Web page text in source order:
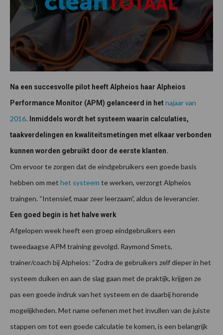
Na een succesvolle pilot heeft Alpheios haar Alpheios
Performance Monitor (APM) gelanceerd in hetnajaar van
2016. Inmiddels wordt het systeem waarin calculaties,
taakverdelingen en kwaliteitsmetingen met elkaar verbonden
kunnen worden gebruikt door de eerste klanten.
Om ervoor te zorgen dat de eindgebruikers een goede basis
hebben om met het systeem te werken, verzorgt Alpheios
traingen. “Intensief, maar zeer leerzaam”, aldus de leverancier.
Een goed begin is het halve werk
Afgelopen week heeft een groep eindgebruikers een
tweedaagse APM training gevolgd. Raymond Smets,
trainer/coach bij Alpheios: “Zodra de gebruikers zelf dieper in het
systeem duiken en aan de slag gaan met de praktijk, krijgen ze
pas een goede indruk van het systeem en de daarbij horende
mogelijkheden. Met name oefenen met het invullen van de juiste
stappen om tot een goede calculatie te komen, is een belangrijk